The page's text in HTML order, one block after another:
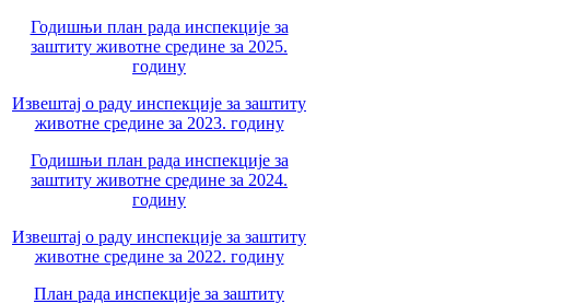
Годишњи план рада инспекције за
заштиту животне средине за 2025.
годину
Извештај о раду инспекције за заштиту
животне средине за 2023. годину
Годишњи план рада инспекције за
заштиту животне средине за 2024.
годину
Извештај о раду инспекције за заштиту
животне средине за 2022. годину
План рада инспекције за заштиту